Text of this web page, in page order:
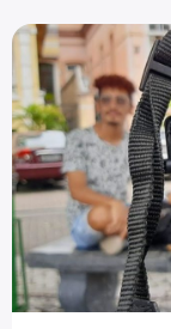
Trabalhos